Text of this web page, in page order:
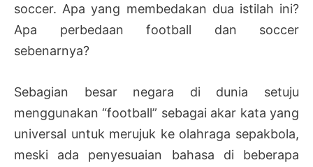
soccer. Apa yang membedakan dua istilah ini?
Apa perbedaan football dan soccer
sebenarnya?
Sebagian besar negara di dunia setuju
menggunakan “football” sebagai akar kata yang
universal untuk merujuk ke olahraga sepakbola,
meski ada penyesuaian bahasa di beberapa